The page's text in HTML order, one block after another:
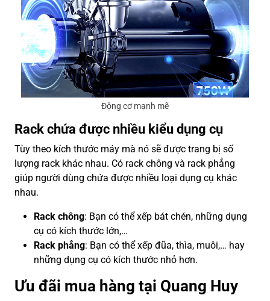
Động cơ mạnh mẽ
Rack chứa được nhiều kiểu dụng cụ
Tùy theo kích thước máy mà nó sẽ được trang bị số
lượng rack khác nhau. Có rack chông và rack phẳng
giúp người dùng chứa được nhiều loại dụng cụ khác
nhau.
Rack chông: Bạn có thể xếp bát chén, những dụng
cụ có kích thước lớn,…
Rack phẳng: Bạn có thể xếp đũa, thìa, muôi,… hay
những dụng cụ có kích thước nhỏ hơn.
Ưu đãi mua hàng tại Quang Huy